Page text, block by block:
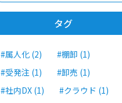
タグ
#属人化 (2)
#棚卸 (1)
#受発注 (1)
#卸売 (1)
#社内DX (1)
#クラウド (1)